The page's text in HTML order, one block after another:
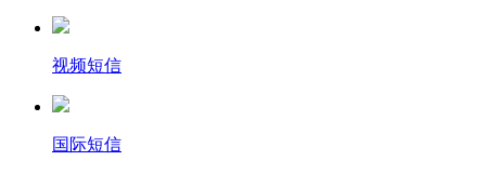
视频短信
国际短信